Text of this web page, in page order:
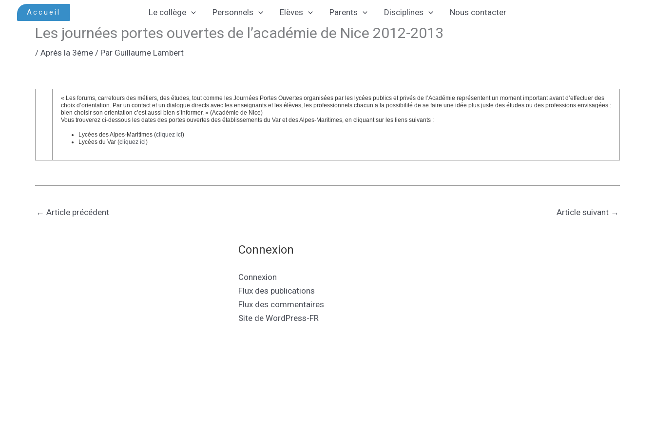
Accueil Le collège Personnels Elèves Parents Disciplines Nous contacter
Les journées portes ouvertes de l’académie de Nice 2012-2013
/ Après la 3ème / Par Guillaume Lambert
« Les forums, carrefours des métiers, des études, tout comme les Journées Portes Ouvertes organisées par les lycées publics et privés de l’Académie représentent un moment important avant d’effectuer des
choix d’orientation. Par un contact et un dialogue directs avec les enseignants et les élèves, les professionnels chacun a la possibilité de se faire une idée plus juste des études ou des professions envisagées :
bien choisir son orientation c’est aussi bien s’informer. » (Académie de Nice)
Vous trouverez ci-dessous les dates des portes ouvertes des établissements du Var et des Alpes-Maritimes, en cliquant sur les liens suivants :
Lycées des Alpes-Maritimes (cliquez ici)
Lycées du Var (cliquez ici)
← Article précédent Article suivant →
Connexion
Connexion
Flux des publications
Flux des commentaires
Site de WordPress-FR